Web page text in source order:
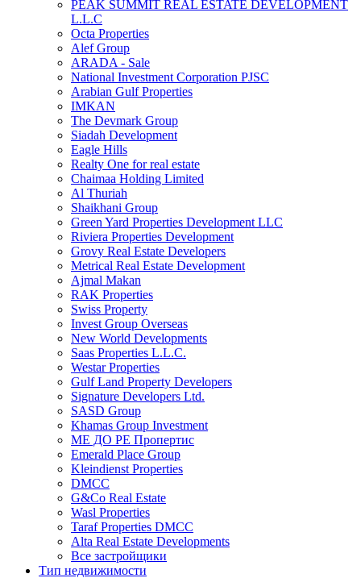
PEAK SUMMIT REAL ESTATE DEVELOPMENT
L.L.C
Octa Properties
Alef Group
ARADA - Sale
National Investment Corporation PJSC
Arabian Gulf Properties
IMKAN
The Devmark Group
Siadah Development
Eagle Hills
Realty One for real estate
Chaimaa Holding Limited
Al Thuriah
Shaikhani Group
Green Yard Properties Development LLC
Riviera Properties Development
Grovy Real Estate Developers
Metrical Real Estate Development
Ajmal Makan
RAK Properties
Swiss Property
Invest Group Overseas
New World Developments
Saas Properties L.L.C.
Westar Properties
Gulf Land Property Developers
Signature Developers Ltd.
SASD Group
Khamas Group Investment
МЕ ДО РЕ Пропертис
Emerald Place Group
Kleindienst Properties
DMCC
G&Co Real Estate
Wasl Properties
Taraf Properties DMCC
Alta Real Estate Developments
Все застройщики
Тип недвижимости